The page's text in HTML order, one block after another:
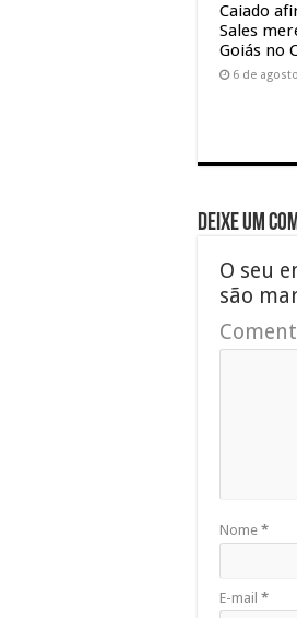
Caiado
Sales
Goiás no
6 de
Deixe um
O seu
são
Nome *
E-mail *